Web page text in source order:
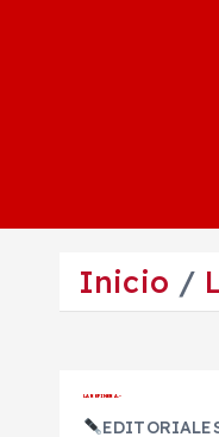
Inicio
LA REFINERA.-